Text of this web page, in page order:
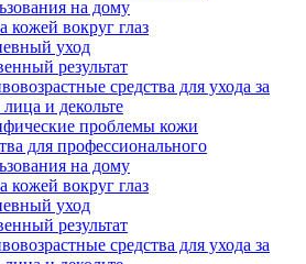
на дому
кожей вокруг глаз
уход
результат
средства для ухода за
и декольте
проблемы кожи
для профессионального
на дому
кожей вокруг глаз
уход
результат
средства для ухода за